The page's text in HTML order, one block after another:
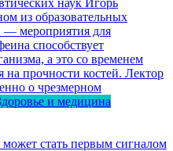
из образовательных
— мероприятия для
способствует
а это со временем
на прочности костей. Лектор
о чрезмерном
и медицина
стать первым сигналом